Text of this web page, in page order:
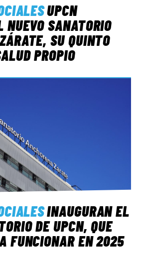
UPCN
NUEVO SANATORIO
SU QUINTO
PROPIO
INAUGURAN EL
DE UPCN, QUE
FUNCIONAR EN 2025